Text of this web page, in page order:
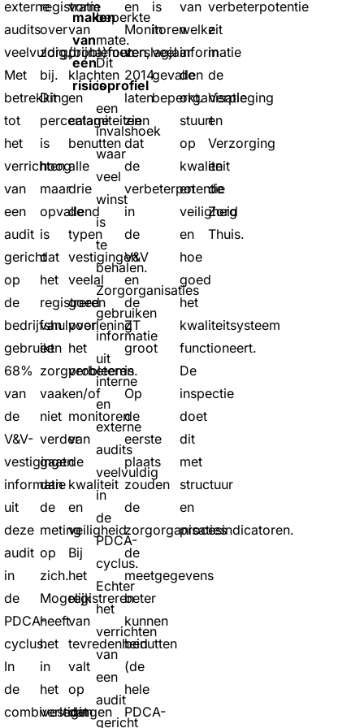
externe
audits
veelvuldig.
Met
betrekking
tot
het
verrichten
van
een
audit
gericht
op
de
bedrijfshulpverlening
gebruikt
68%
van
de
V&V-
vestigingen
informatie
uit
deze
audit
in
de
PDCA-
cyclus.
In
de
combivestigingen
registratie
over
zorgproblemen
bij.
Dit
percentage
is
hoog
maar
opvallend
is
dat
het
registreren
van
een
zorgprobleem
vaak
niet
verder
gaat
dan
de
meting
op
zich.
Mogelijk
heeft
het
in
het
verleden
vorm
van
(bijna)fouten,
klachten
en
calamiteiten
benutten
alle
drie
de
typen
vestigingen
veelal
goed
voor
het
verbeteren
en/of
monitoren
van
de
kwaliteit
en
veiligheid.
Bij
het
registreren
van
tevredenheid
valt
op
dat
maken
van
een
risicoprofiel
beperkte
mate.
Dit
is
een
invalshoek
waar
veel
winst
is
te
behalen.
Zorgorganisaties
gebruiken
informatie
uit
interne
en
externe
audits
veelvuldig
in
de
PDCA-
cyclus.
Echter
het
verrichten
van
een
audit
gericht
en
Monitoren
verslagjaar
2014
laten
zien
dat
de
verbeterpotentie
in
de
V&V
en
de
ZT
groot
is.
Op
de
eerste
plaats
zouden
de
zorgorganisaties
de
meetgegevens
beter
kunnen
benutten
(de
hele
PDCA-
is
in
veel
gevallen
beperkt.
van
welke
informatie
de
organisatie
stuurt
op
kwaliteit
en
veiligheid
en
hoe
goed
het
kwaliteitsysteem
functioneert.
De
inspectie
doet
dit
met
structuur
en
procesindicatoren.
verbeterpotentie
zit
in
de
Verpleging
en
Verzorging
en
de
Zorg
Thuis.